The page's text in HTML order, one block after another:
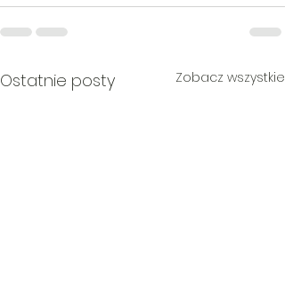
Ostatnie posty Zobacz wszystkie